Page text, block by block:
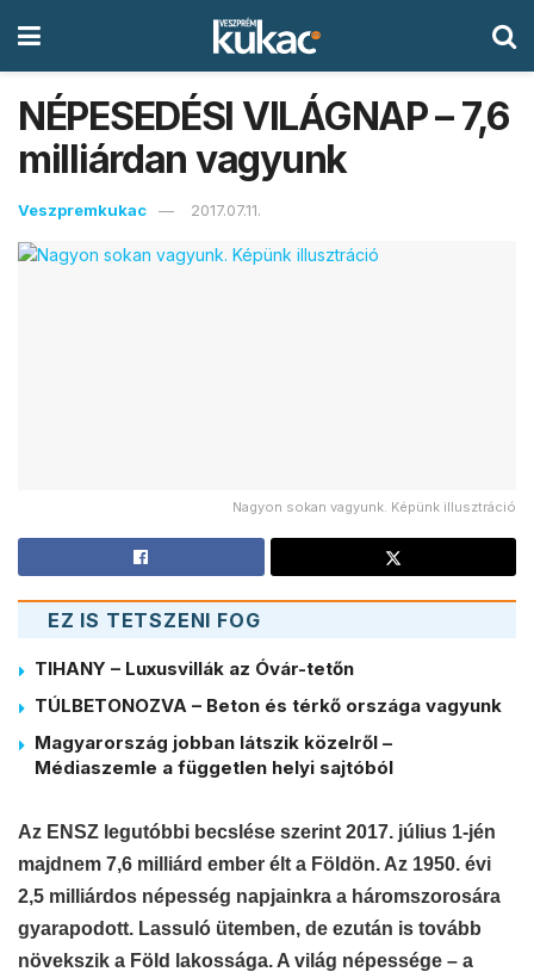
NÉPESEDÉSI VILÁGNAP – 7,6
milliárdan vagyunk
Veszpremkukac 2017.07.11.
Nagyon sokan vagyunk. Képünk illusztráció
EZ IS TETSZENI FOG
TIHANY – Luxusvillák az Óvár-tetőn
TÚLBETONOZVA – Beton és térkő országa vagyunk
Magyarország jobban látszik közelről –
Médiaszemle a független helyi sajtóból
Az ENSZ legutóbbi becslése szerint 2017. július 1-jén
majdnem 7,6 milliárd ember élt a Földön. Az 1950. évi
2,5 milliárdos népesség napjainkra a háromszorosára
gyarapodott. Lassuló ütemben, de ezután is tovább
növekszik a Föld lakossága. A világ népessége – a